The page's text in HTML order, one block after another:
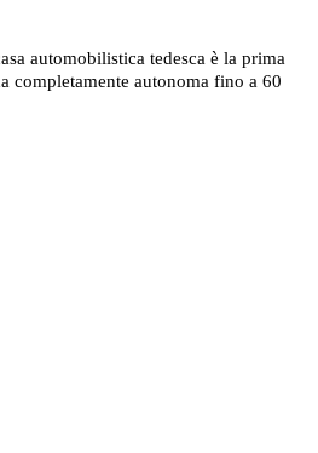
automobilistica tedesca è la prima
completamente autonoma fino a 60